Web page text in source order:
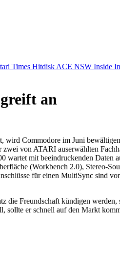
Times Hitdisk ACE NSW Inside
an
wird Commodore im Juni
von ATARI auserwählten
wartet mit beeindruckenden Daten
(Workbench 2.0), Stereo-
für einen MultiSync sind
die Freundschaft kündigen
er schnell auf den Markt